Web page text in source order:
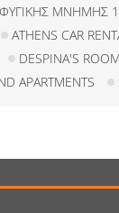
ΜΝΗΜΗΣ
ATHENS CAR
DESPINA'S
APARTMENTS